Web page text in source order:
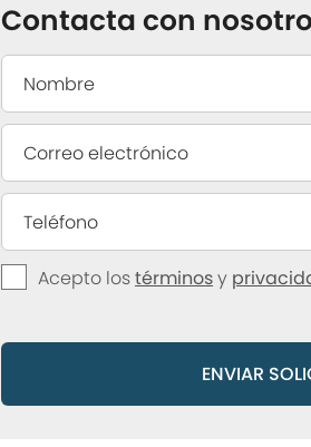
Contacta con
Acepto lostérminosy
ENVIAR